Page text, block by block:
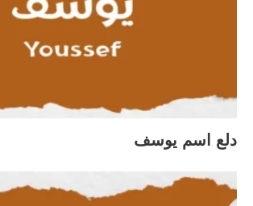
دلع اسم يوسف